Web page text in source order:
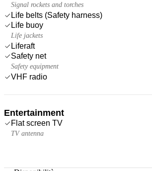
Signal rockets and torches
Life belts (Safety harness)
Life buoy
Life jackets
Liferaft
Safety net
Safety equipment
VHF radio
Entertainment
Flat screen TV
TV antenna